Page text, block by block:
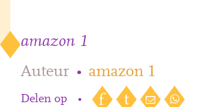
amazon 1
Auteur • amazon 1
Delen op •